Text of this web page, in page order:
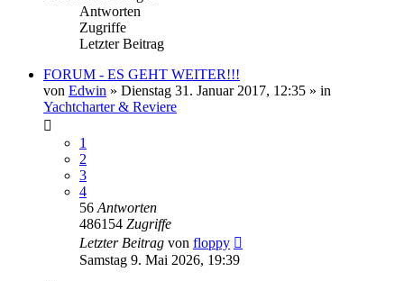
Antworten
Zugriffe
Letzter Beitrag
FORUM - ES GEHT WEITER!!!
von Edwin » Dienstag 31. Januar 2017, 12:35 » in
Yachtcharter & Reviere
1
2
3
4
56 Antworten
486154 Zugriffe
Letzter Beitrag von floppy
Samstag 9. Mai 2026, 19:39